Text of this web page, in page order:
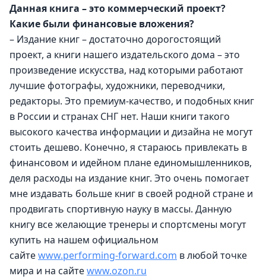
Данная книга – это коммерческий проект?
Какие были финансовые вложения?
– Издание книг – достаточно дорогостоящий
проект, а книги нашего издательского дома – это
произведение искусства, над которыми работают
лучшие фотографы, художники, переводчики,
редакторы. Это премиум-качество, и подобных книг
в России и странах СНГ нет. Наши книги такого
высокого качества информации и дизайна не могут
стоить дешево. Конечно, я стараюсь привлекать в
финансовом и идейном плане единомышленников,
деля расходы на издание книг. Это очень помогает
мне издавать больше книг в своей родной стране и
продвигать спортивную науку в массы. Данную
книгу все желающие тренеры и спортсмены могут
купить на нашем официальном
сайте www.performing-forward.com в любой точке
мира и на сайте www.ozon.ru